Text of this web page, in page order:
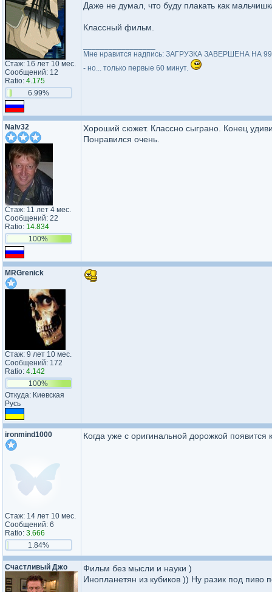
Стаж: 16 лет 10 мес.
Сообщений: 12
Ratio: 4.175
6.99%
Даже не думал, что буду плакать как
Классный фильм.
Мне нравится надпись: ЗАГРУЗКА ЗАВЕРШЕНА НА
- но... только первые 60 минут.
Naiv32
Стаж: 11 лет 4 мес.
Сообщений: 22
Ratio: 14.834
100%
Хороший сюжет. Классно сыграно. Конец
Понравился очень.
MRGrenick
Стаж: 9 лет 10 мес.
Сообщений: 172
Ratio: 4.142
100%
Откуда: Киевская
Русь
ironmind1000
Стаж: 14 лет 10 мес.
Сообщений: 6
Ratio: 3.666
1.84%
Когда уже с оригинальной дорожкой появится
Счастливый Джо
Фильм без мысли и науки )
Инопланетян из кубиков )) Ну разик под пиво